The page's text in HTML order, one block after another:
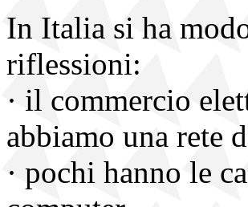
In Italia si ha
riflessioni:
· il commercio
abbiamo una rete
· pochi hanno le